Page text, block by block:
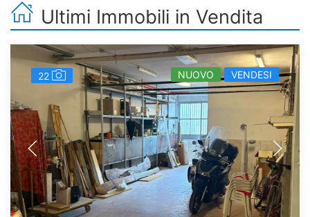
Ultimi Immobili in Vendita
22 NUOVO VENDESI